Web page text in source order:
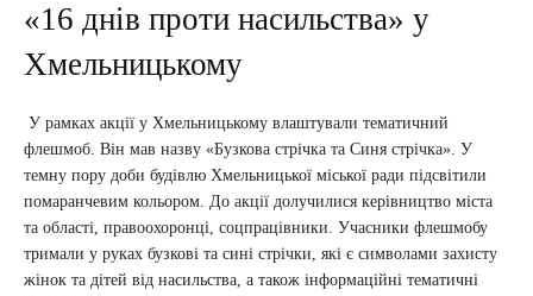
«16 днів проти насильства» у
Хмельницькому
У рамках акції у Хмельницькому влаштували тематичний
флешмоб. Він мав назву «Бузкова стрічка та Синя стрічка». У
темну пору доби будівлю Хмельницької міської ради підсвітили
помаранчевим кольором. До акції долучилися керівництво міста
та області, правоохоронці, соцпрацівники. Учасники флешмобу
тримали у руках бузкові та сині стрічки, які є символами захисту
жінок та дітей від насильства, а також інформаційні тематичні